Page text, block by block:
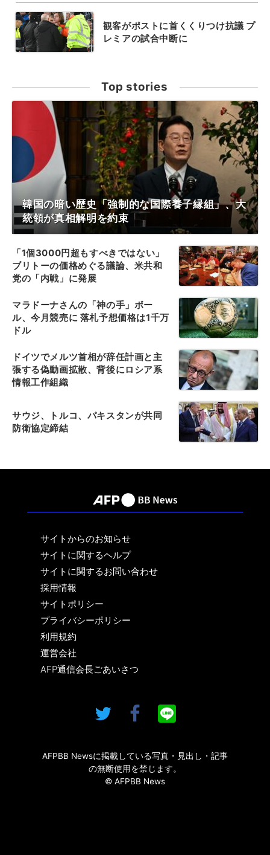
観客がポストに首くくりつけ抗議 プ
レミアの試合中断に
Top stories
韓国の暗い歴史「強制的な国際養子縁組」、大
統領が真相解明を約束
「1個3000円超もすべきではない」
ブリトーの価格めぐる議論、米共和
党の「内戦」に発展
マラドーナさんの「神の手」ボー
ル、今月競売に 落札予想価格は1千万
ドル
ドイツでメルツ首相が辞任計画と主
張する偽動画拡散、背後にロシア系
情報工作組織
サウジ、トルコ、パキスタンが共同
防衛協定締結
サイトからのお知らせ
サイトに関するヘルプ
サイトに関するお問い合わせ
採用情報
サイトポリシー
プライバシーポリシー
利用規約
運営会社
AFP通信会長ごあいさつ
AFPBB Newsに掲載している写真・見出し・記事
の無断使用を禁じます。
© AFPBB News